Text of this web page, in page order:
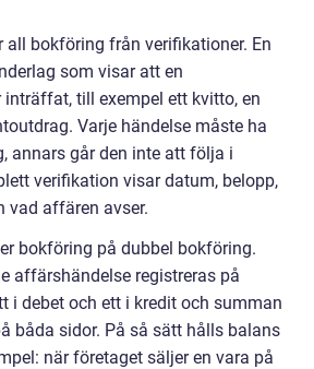
all bokföring från verifikationer. En
som visar att en
till exempel ett kvitto, en
Varje händelse måste ha
annars går den inte att följa i
verifikation visar datum, belopp,
vad affären avser.
bokföring på dubbel bokföring.
affärshändelse registreras på
i debet och ett i kredit och summan
båda sidor. På så sätt hålls balans
när företaget säljer en vara på